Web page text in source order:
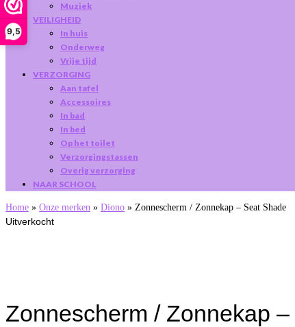
9,5
Muziek
VEILIGHEID
In huis
Onderweg
Vrije tijd
VERZORGING
Aan tafel
Accessoires
In bad
In bed
Op het toilet
Verzorgingstassen
Overig verzorging
NAAR SCHOOL
Home » Onze merken » Diono » Zonnescherm / Zonnekap – Seat Shade
Uitverkocht
Zonnescherm / Zonnekap